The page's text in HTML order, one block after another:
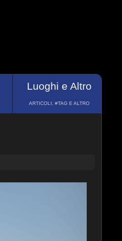
Luoghi e Altro
ARTICOLI, #TAG E ALTRO